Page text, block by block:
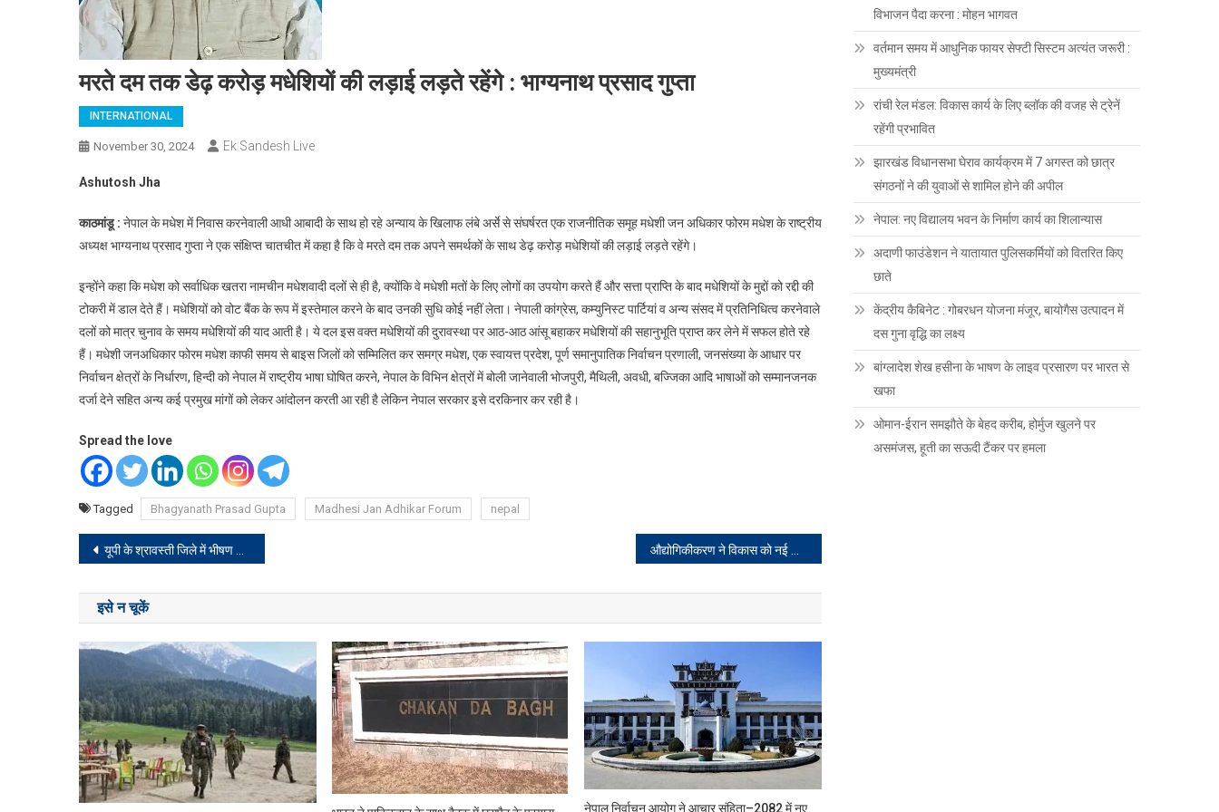
मरते दम तक डेढ़ करोड़ मधेशियों की लड़ाई लड़ते रहेंगे : भाग्यनाथ प्रसाद गुप्ता
INTERNATIONAL
November 30, 2024 Ek Sandesh Live
Ashutosh Jha
काठमांडू : नेपाल के मधेश में निवास करनेवाली आधी आबादी के साथ हो रहे अन्याय के खिलाफ लंबे अर्से से संघर्षरत एक राजनीतिक समूह मधेशी जन अधिकार फोरम मधेश के राष्ट्रीय
अध्यक्ष भाग्यनाथ प्रसाद गुप्ता ने एक संक्षिप्त चातचीत में कहा है कि वे मरते दम तक अपने समर्थकों के साथ डेढ़ करोड़ मधेशियों की लड़ाई लड़ते रहेंगे।
इन्होंने कहा कि मधेश को सर्वाधिक खतरा नामचीन मधेशवादी दलों से ही है, क्योंकि वे मधेशी मतों के लिए लोगों का उपयोग करते हैं और सत्ता प्राप्ति के बाद मधेशियों के मुद्दों को रद्दी की
टोकरी में डाल देते हैं। मधेशियों को वोट बैंक के रूप में इस्तेमाल करने के बाद उनकी सुधि कोई नहीं लेता। नेपाली कांग्रेस, कम्युनिस्ट पार्टियां व अन्य संसद में प्रतिनिधित्व करनेवाले
दलों को मात्र चुनाव के समय मधेशियों की याद आती है। ये दल इस वक्त मधेशियों की दुरावस्था पर आठ-आठ आंसू बहाकर मधेशियों की सहानुभूति प्राप्त कर लेने में सफल होते रहे
हैं। मधेशी जनअधिकार फोरम मधेश काफी समय से बाइस जिलों को सम्मिलित कर समग्र मधेश, एक स्वायत्त प्रदेश, पूर्ण समानुपातिक निर्वाचन प्रणाली, जनसंख्या के आधार पर
निर्वाचन क्षेत्रों के निर्धारण, हिन्दी को नेपाल में राष्ट्रीय भाषा घोषित करने, नेपाल के विभिन क्षेत्रों में बोली जानेवाली भोजपुरी, मैथिली, अवधी, बज्जि‌का आदि भाषाओं को सम्मानजनक
दर्जा देने सहित अन्य कई प्रमुख मांगों को लेकर आंदोलन करती आ रही है लेकिन नेपाल सरकार इसे दरकिनार कर रही है।
Spread the love
Tagged Bhagyanath Prasad Gupta Madhesi Jan Adhikar Forum nepal
Post
navigation
यूपी के श्रावस्ती जिले में भीषण सड़क दुर्घटना, पांच की माैत, 6 घायल औद्योगिकीकरण ने विकास को नई दिशा दी है, परंतु इसके कारण विस्थापन की समस्याएं भी उभरकर आई हैं: प्रो. (डॉ.) तपन कुमार शांडिल्य
इसे न चूकें
नेपाल निर्वाचन आयोग ने आचार संहिता–2082 में नए
विभाजन पैदा करना : मोहन भागवत
वर्तमान समय में आधुनिक फायर सेफ्टी सिस्टम अत्यंत जरूरी :
मुख्यमंत्री
रांची रेल मंडल: विकास कार्य के लिए ब्लॉक की वजह से ट्रेनें
रहेंगी प्रभावित
झारखंड विधानसभा घेराव कार्यक्रम में 7 अगस्त को छात्र
संगठनों ने की युवाओं से शामिल होने की अपील
नेपाल: नए विद्यालय भवन के निर्माण कार्य का शिलान्यास
अदाणी फाउंडेशन ने यातायात पुलिसकर्मियों को वितरित किए
छाते
केंद्रीय कैबिनेट : गोबरधन योजना मंजूर, बायोगैस उत्पादन में
दस गुना वृद्धि का लक्ष्य
बांग्लादेश शेख हसीना के भाषण के लाइव प्रसारण पर भारत से
खफा
ओमान-ईरान समझौते के बेहद करीब, होर्मुज खुलने पर
असमंजस, हूती का सऊदी टैंकर पर हमला